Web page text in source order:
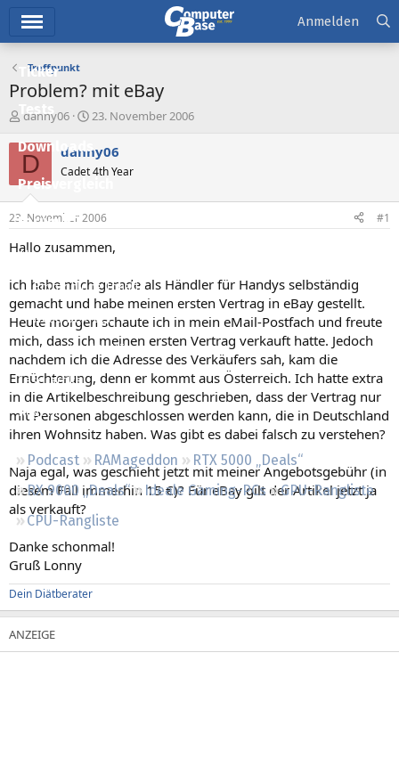
Ticker
Tests
Downloads
Preisvergleich
Forum
Aktuelles
Empfohlene Inhalte
Neue Beiträge
Neueste Aktivitäten
Leserartikel
Regeln
Podcast RAMageddon
RTX 5000 „Deals“
RX 9000 „Deals“
Ideale Gaming-PCs
GPU-Rangliste
CPU-Rangliste
Anmelden
Treffpunkt
Problem? mit eBay
E
s
e
e
r
danny06
E
s
e
l
t
a
23. November 2006
D danny06
Cadet 4th Year
23. November 2006 #1
Hallo zusammen,
ich habe mich gerade als Händler für Handys selbständig
gemacht und habe meinen ersten Vertrag in eBay gestellt.
Heute morgen schaute ich in mein eMail-Postfach und freute
mich, dass ich meinen ersten Vertrag verkauft hatte. Jedoch
nachdem ich die Adresse des Verkäufers sah, kam die
Ernüchterung, denn er kommt aus Österreich. Ich hatte extra
in die Artikelbeschreibung geschrieben, dass der Vertrag nur
mit Personen abgeschlossen werden kann, die in Deutschland
ihren Wohnsitz haben. Was gibt es dabei falsch zu verstehen?
Naja egal, was geschieht jetzt mit meiner Angebotsgebühr (in
diesem Fall immerhin 15 €)? Für eBay gilt der Artikel jetzt ja
als verkauft?
Danke schonmal!
Gruß Lonny
Dein Diätberater